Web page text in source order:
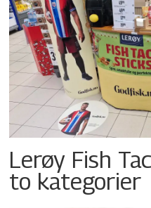
Lerøy Fish
to kategorier